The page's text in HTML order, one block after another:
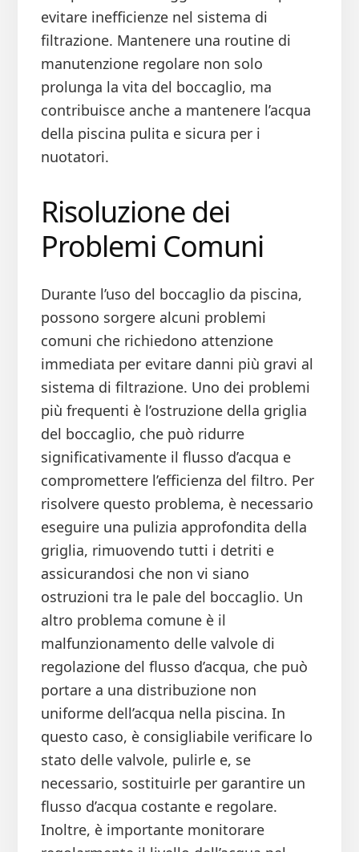
evitare inefficienze nel sistema di
filtrazione. Mantenere una routine di
manutenzione regolare non solo
prolunga la vita del boccaglio, ma
contribuisce anche a mantenere l’acqua
della piscina pulita e sicura per i
nuotatori.
Risoluzione dei
Problemi Comuni
Durante l’uso del boccaglio da piscina,
possono sorgere alcuni problemi
comuni che richiedono attenzione
immediata per evitare danni più gravi al
sistema di filtrazione. Uno dei problemi
più frequenti è l’ostruzione della griglia
del boccaglio, che può ridurre
significativamente il flusso d’acqua e
compromettere l’efficienza del filtro. Per
risolvere questo problema, è necessario
eseguire una pulizia approfondita della
griglia, rimuovendo tutti i detriti e
assicurandosi che non vi siano
ostruzioni tra le pale del boccaglio. Un
altro problema comune è il
malfunzionamento delle valvole di
regolazione del flusso d’acqua, che può
portare a una distribuzione non
uniforme dell’acqua nella piscina. In
questo caso, è consigliabile verificare lo
stato delle valvole, pulirle e, se
necessario, sostituirle per garantire un
flusso d’acqua costante e regolare.
Inoltre, è importante monitorare